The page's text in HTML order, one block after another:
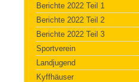
Berichte 2022 Teil 1
Berichte 2022 Teil 2
Berichte 2022 Teil 3
Sportverein
Landjugend
Kyffhäuser